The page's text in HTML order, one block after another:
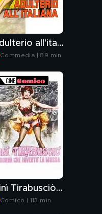
Adulterio all'italiana
Commedia | 89 min
Ninì Tirabusciò la donna che inventò la mossa
Comico | 113 min